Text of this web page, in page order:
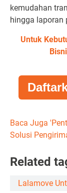
kemudahan
hingga laporan
Untuk
Baca Juga '
Solusi
Related
Lalamove